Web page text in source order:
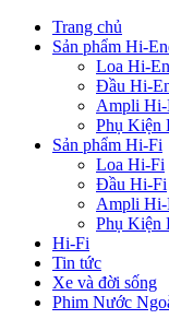
Trang chủ
Sản phẩm Hi-
Loa Hi-
Đầu Hi-
Ampli Hi-
Phụ Kiện
Sản phẩm Hi-Fi
Loa Hi-Fi
Đầu Hi-Fi
Ampli Hi-
Phụ Kiện
Hi-Fi
Tin tức
Xe và đời sống
Phim Nước